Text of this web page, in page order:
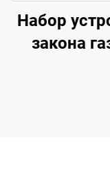
Набор
закона